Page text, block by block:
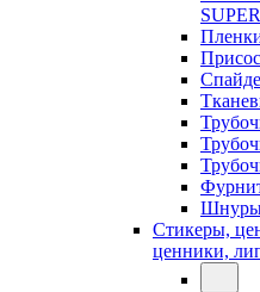
Шнуры
Стикеры,
ценники,